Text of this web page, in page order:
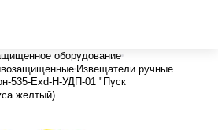
оборудование
Извещатели ручные
535-Exd-Н-УДП-01 "Пуск
желтый)